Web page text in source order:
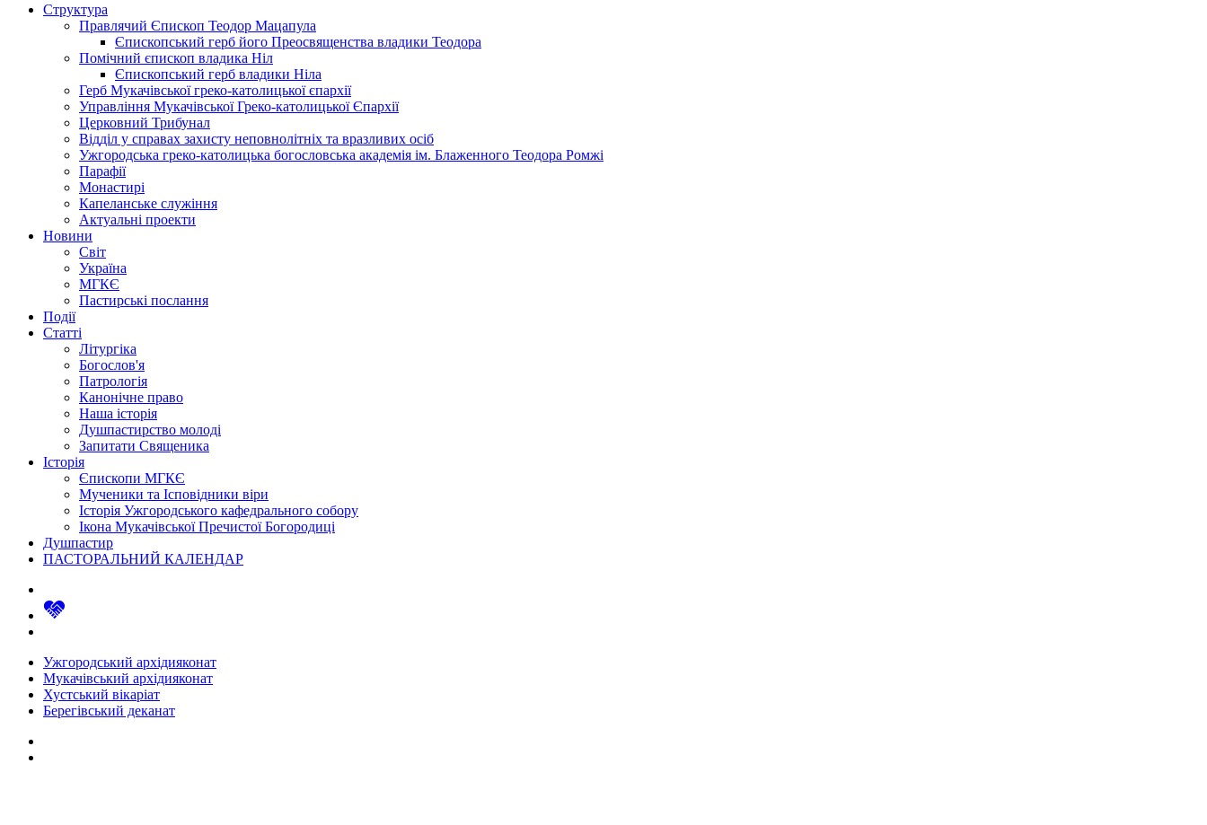
Структура
Правлячий Єпископ Теодор Мацапула
Єпископський герб його Преосвященства владики Теодора
Помічний єпископ владика Ніл
Єпископський герб владики Ніла
Герб Мукачівської греко-католицької єпархії
Управління Мукачівської Греко-католицької Єпархії
Церковний Трибунал
Відділ у справах захисту неповнолітніх та вразливих осіб
Ужгородська греко-католицька богословська академія ім. Блаженного Теодора Ромжі
Парафії
Монастирі
Капеланське служіння
Актуальні проекти
Новини
Світ
Україна
МГКЄ
Пастирські послання
Події
Статті
Літургіка
Богослов'я
Патрологія
Канонічне право
Наша історія
Душпастирство молоді
Запитати Священика
Історія
Єпископи МГКЄ
Мученики та Ісповідники віри
Історія Ужгородського кафедрального собору
Ікона Мукачівської Пречистої Богородиці
Душпастир
ПАСТОРАЛЬНИЙ КАЛЕНДАР
Ужгородський архідияконат
Мукачівський архідияконат
Хустський вікаріат
Берегівський деканат